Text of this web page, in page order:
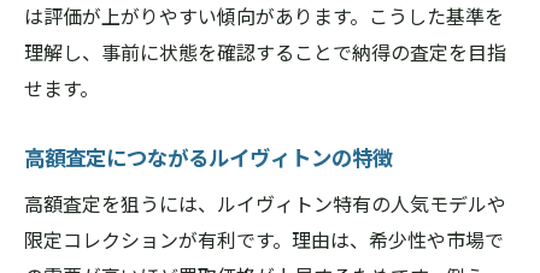
は評価が上がりやすい傾向があります。こうした基準を
理解し、事前に状態を確認することで納得の査定を目指
せます。
高額査定につながるルイヴィトンの特徴
高額査定を狙うには、ルイヴィトン特有の人気モデルや
限定コレクションが有利です。理由は、希少性や市場で